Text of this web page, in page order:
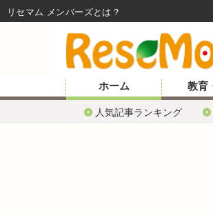
ホーム
人気記事ランキング
教育
リセマム メンバーズ